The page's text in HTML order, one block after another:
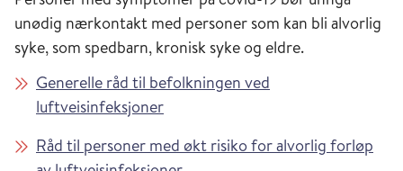
unødig nærkontakt med personer som kan bli alvorlig
syke, som spedbarn, kronisk syke og eldre.
Generelle råd til befolkningen ved
luftveisinfeksjoner
Råd til personer med økt risiko for alvorlig forløp